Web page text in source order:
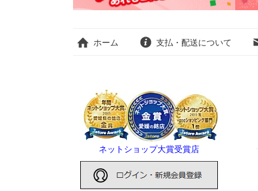
ホーム 支払・配送について
ネットショップ大賞受賞店